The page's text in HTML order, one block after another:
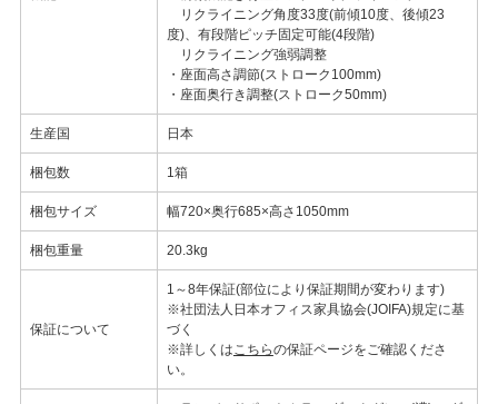
リクライニング角度33度(前傾10度、後傾23
度)、有段階ピッチ固定可能(4段階)
リクライニング強弱調整
・座面高さ調節(ストローク100mm)
・座面奥行き調整(ストローク50mm)
生産国 日本
梱包数 1箱
梱包サイズ 幅720×奥行685×高さ1050mm
梱包重量 20.3kg
保証について
1～8年保証(部位により保証期間が変わります)
※社団法人日本オフィス家具協会(JOIFA)規定に基
づく
※詳しくはこちらの保証ページをご確認くださ
い。